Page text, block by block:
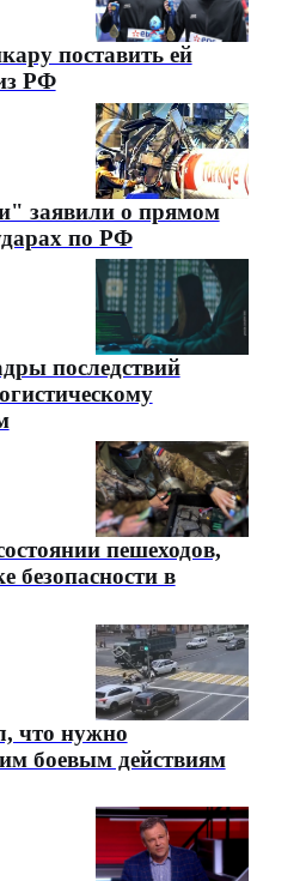
поставить ей
РФ
заявили о прямом
по РФ
последствий
пешеходов,
безопасности в
что нужно
боевым действиям